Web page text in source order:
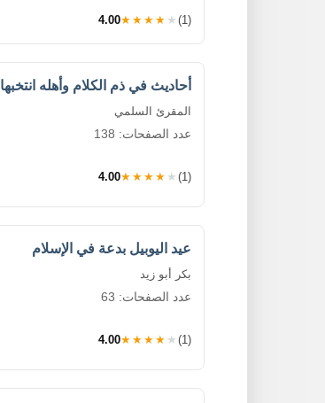
4.00★★★★★ (1)
أحاديث في ذم الكلام وأهله انتخبها
المقرئ السلمي
عدد الصفحات: 138
4.00★★★★★ (1)
عيد اليوبيل بدعة في الإسلام
بكر أبو زيد
عدد الصفحات: 63
4.00★★★★★ (1)